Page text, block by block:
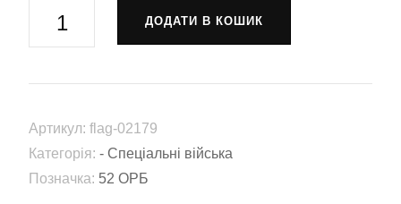
окремий
батальйон
(52
ОРБ)
ДОДАТИ В КОШИК
Артикул: flag-02179
Категорія: - Спеціальні війська
Позначка: 52 ОРБ